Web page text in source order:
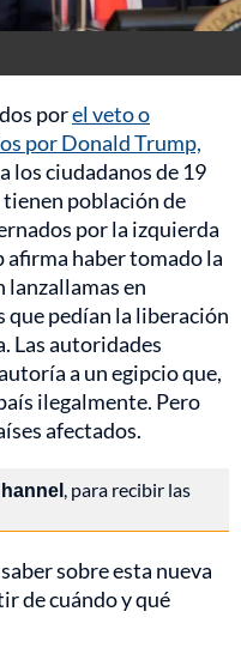
porel veto o
por Donald Trump,
los ciudadanos de 19
tienen población de
por la izquierda
afirma haber tomado la
lanzallamas en
pedían la liberación
Las autoridades
a un egipcio que,
ilegalmente. Pero
afectados.
, para recibir las
sobre esta nueva
de cuándo y qué